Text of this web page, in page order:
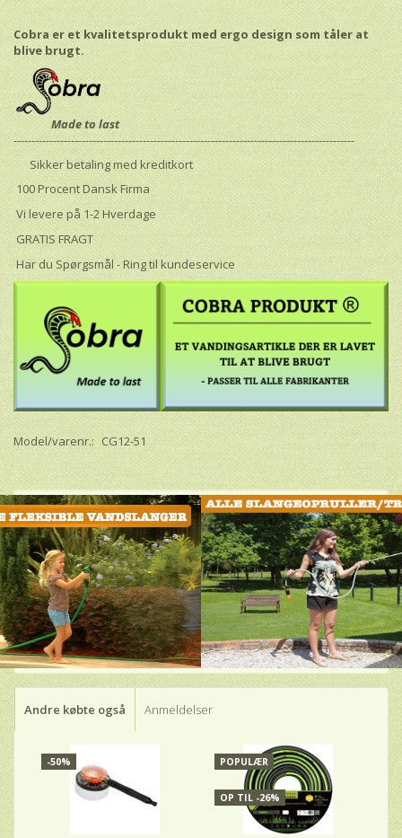
Cobra er et kvalitetsprodukt med ergo design som tåler at
blive brugt.
Made to last
-----------------------------------------------------------------------------------------------
Sikker betaling med kreditkort
100 Procent Dansk Firma
Vi levere på 1-2 Hverdage
GRATIS FRAGT
Har du Spørgsmål - Ring til kundeservice
Model/varenr.: CG12-51
Andre købte også Anmeldelser
-50% POPULÆR
OP TIL -26%